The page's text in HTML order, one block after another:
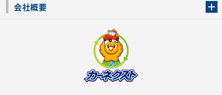
会社概要